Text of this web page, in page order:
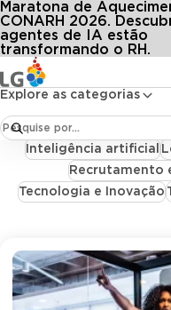
Explore as categorias
Maratona de
CONARH 2026.
agentes de IA estão
transformando o RH.
Conteúdos
Todos
Benefícios
Folha de
Inteligência artificial
Recrutamento
Tecnologia e Inovação